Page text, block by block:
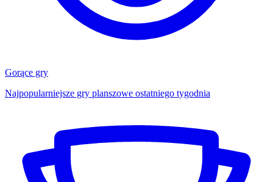
Gorące gry
Najpopularniejsze gry planszowe ostatniego tygodnia